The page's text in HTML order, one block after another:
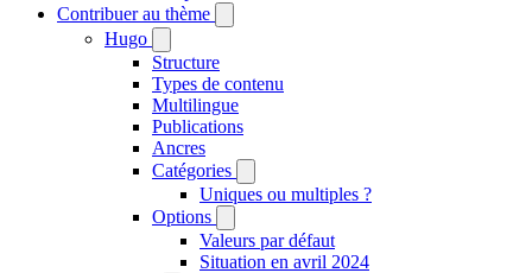
Contribuer au thème
Hugo
Structure
Types de contenu
Multilingue
Publications
Ancres
Catégories
Uniques ou multiples ?
Options
Valeurs par défaut
Situation en avril 2024